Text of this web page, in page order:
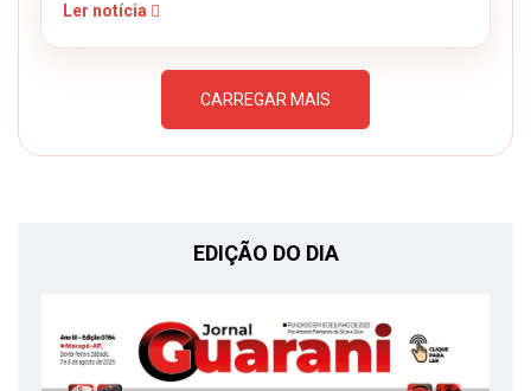
Ler notícia
CARREGAR MAIS
EDIÇÃO DO DIA